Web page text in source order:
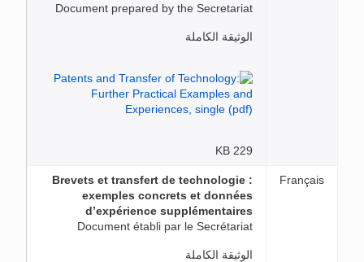
Document prepared by the Secretariat
الوثيقة الكاملة
229 KB
Français
Brevets et transfert de technologie :
exemples concrets et données
d’expérience supplémentaires
Document établi par le Secrétariat
الوثيقة الكاملة